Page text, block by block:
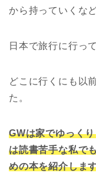
から持っていくな
日本で旅行に行っ
どこに行くにも以
た。
GWは家でゆっく
は読書苦手な私で
めの本を紹介しま